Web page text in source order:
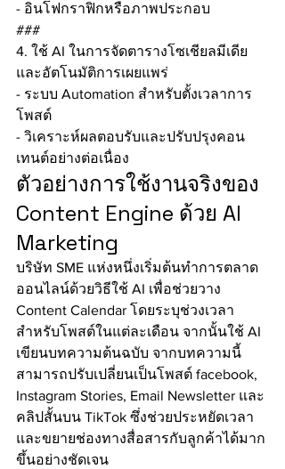
- อินโฟกราฟิกหรือภาพประกอบ
###
4. ใช้ AI ในการจัดตารางโซเชียลมีเดีย
และอัตโนมัติการเผยแพร่
- ระบบ Automation สำหรับตั้งเวลาการ
โพสต์
- วิเคราะห์ผลตอบรับและปรับปรุงคอน
เทนต์อย่างต่อเนื่อง
ตัวอย่างการใช้งานจริงของ
Content Engine ด้วย AI
Marketing
บริษัท SME แห่งหนึ่งเริ่มต้นทำการตลาด
ออนไลน์ด้วยวิธีใช้ AI เพื่อช่วยวาง
Content Calendar โดยระบุช่วงเวลา
สำหรับโพสต์ในแต่ละเดือน จากนั้นใช้ AI
เขียนบทความต้นฉบับ จากบทความนี้
สามารถปรับเปลี่ยนเป็นโพสต์ facebook,
Instagram Stories, Email Newsletter และ
คลิปสั้นบน TikTok ซึ่งช่วยประหยัดเวลา
และขยายช่องทางสื่อสารกับลูกค้าได้มาก
ขึ้นอย่างชัดเจน